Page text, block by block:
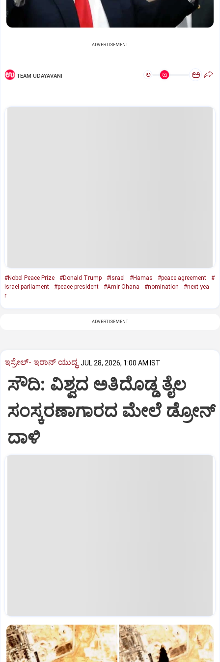
ADVERTISEMENT
TEAM UDAYAVANI ಅ ಅ
#Nobel Peace Prize #Donald Trump #Israel #Hamas #peace agreement
#
Israel parliament
#peace president #Amir Ohana #nomination
#next yea
r
ADVERTISEMENT
ಇಸ್ರೇಲ್- ಇರಾನ್‌ ಯುದ್ಧ JUL 28, 2026, 1:00 AM IST
ಸೌದಿ: ವಿಶ್ವದ ಅತಿದೊಡ್ಡ ತೈಲ
ಸಂಸ್ಕರಣಾಗಾರದ ಮೇಲೆ ಡ್ರೋನ್
ದಾಳಿ